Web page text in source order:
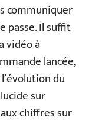
communiquer
passe. Il suffit
vidéo à
lancée,
du
sur
chiffres sur